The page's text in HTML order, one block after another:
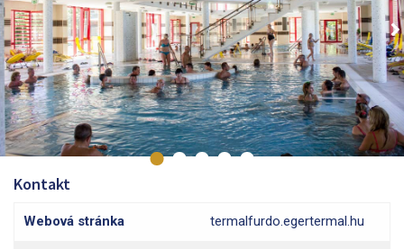
Kontakt
Webová stránka termalfurdo.egertermal.hu